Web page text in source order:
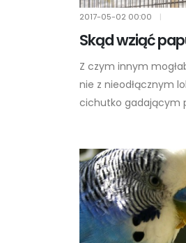
2017-05-02 00:00 |
Skąd wziąć
Z czym innym
nie z nieodłącznym
cichutko gadającym